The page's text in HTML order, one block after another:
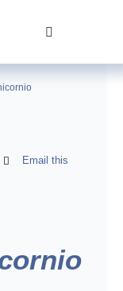
Email this